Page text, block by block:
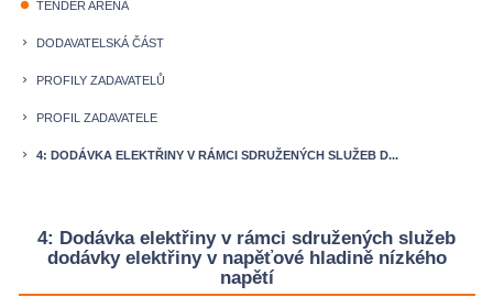
fiber_manual_record TENDER ARENA
keyboard_arrow_right DODAVATELSKÁ ČÁST
keyboard_arrow_right PROFILY ZADAVATELŮ
keyboard_arrow_right PROFIL ZADAVATELE
keyboard_arrow_right 4: DODÁVKA ELEKTŘINY V RÁMCI SDRUŽENÝCH SLUŽEB D...
4: Dodávka elektřiny v rámci sdružených služeb
dodávky elektřiny v napěťové hladině nízkého
napětí